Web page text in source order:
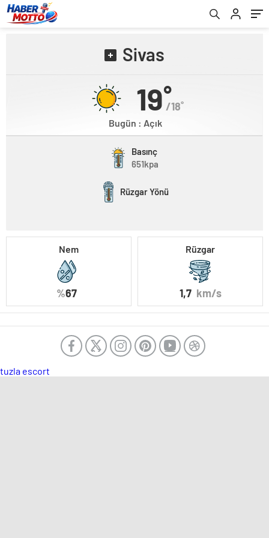
Sivas
19˚
/18˚
Bugün : Açık
Basınç
651kpa
Rüzgar Yönü
Nem
%67
Rüzgar
1,7 km/s
tuzla escort